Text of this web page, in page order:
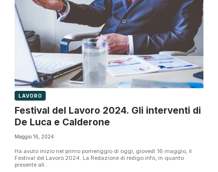
LAVORO
Festival del Lavoro 2024. Gli interventi di
De Luca e Calderone
Maggio 16, 2024
Ha avuto inizio nel primo pomeriggio di oggi, giovedì 16 maggio, il
Festival del Lavoro 2024. La Redazione di redigo.info, in quanto
presente all...